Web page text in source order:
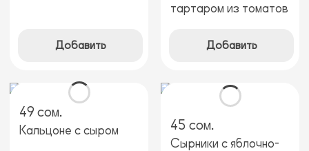
Добавить
тартаром из томатов
Добавить
49 сом.
Кальцоне с сыром 45 сом.
Сырники с яблочно-